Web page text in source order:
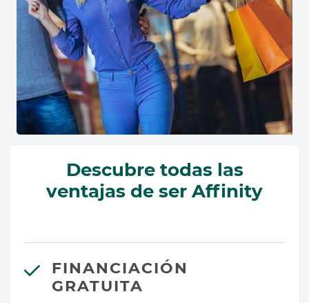
Descubre todas las
ventajas de ser Affinity
FINANCIACIÓN
GRATUITA